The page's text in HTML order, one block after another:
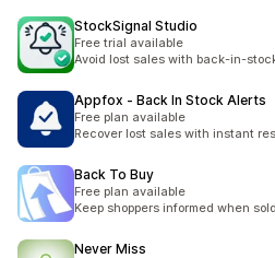
StockSignal Studio
Free trial available
Avoid lost sales with back-in-
Appfox ‑ Back In Stock Alerts
Free plan available
Recover lost sales with instant
Back To Buy
Free plan available
Keep shoppers informed when
Never Miss